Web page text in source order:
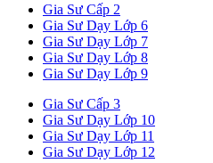
Gia Sư Cấp 2
Gia Sư Dạy Lớp 6
Gia Sư Dạy Lớp 7
Gia Sư Dạy Lớp 8
Gia Sư Dạy Lớp 9
Gia Sư Cấp 3
Gia Sư Dạy Lớp 10
Gia Sư Dạy Lớp 11
Gia Sư Dạy Lớp 12